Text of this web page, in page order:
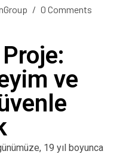
/ 0 Comments
ve
19 yıl boyunca